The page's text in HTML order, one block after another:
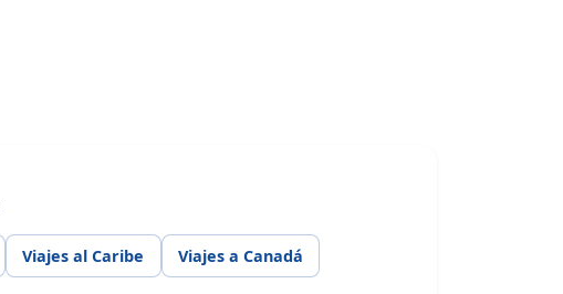
Viajes al Caribe Viajes a Canadá